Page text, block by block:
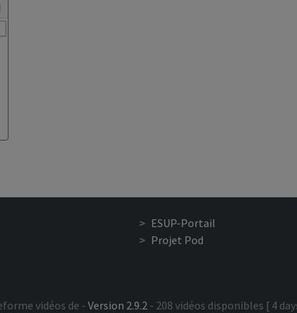
ESUP-Portail
Projet Pod
vidéos de -Version 2.9.2- 208 vidéos disponibles [ 4